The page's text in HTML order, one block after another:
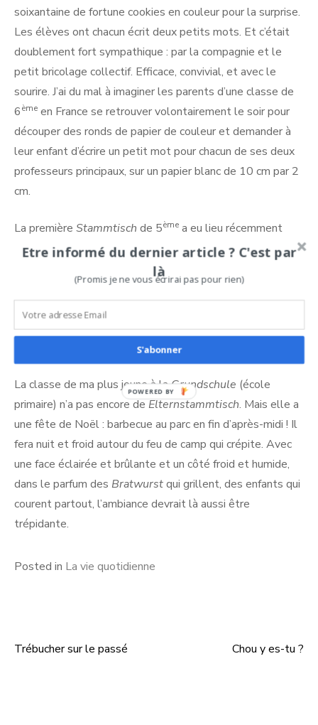
soixantaine de fortune cookies en couleur pour la surprise.
Les élèves ont chacun écrit deux petits mots. Et c’était
doublement fort sympathique : par la compagnie et le
petit bricolage collectif. Efficace, convivial, et avec le
sourire. J’ai du mal à imaginer les parents d’une classe de
6ème en France se retrouver volontairement le soir pour
découper des ronds de papier de couleur et demander à
leur enfant d’écrire un petit mot pour chacun de ses deux
professeurs principaux, sur un papier blanc de 10 cm par 2
cm.
La première Stammtisch de 5ème a eu lieu récemment
avec l’objectif de préparer la fête de Noël. Peut-être une
balade nocturne en forêt, avec vin chaud et biscuits aux
épices apportés par les soins de chaque famille. Les
petits Français de l’échange linguistique seront de la
partie. Gageons qu’ils auront des courses-poursuites à la
lampe électrique à raconter à leur retour !
La classe de ma plus jeune à la Grundschule (école
primaire) n’a pas encore de Elternstammtisch. Mais elle a
une fête de Noël : barbecue au parc en fin d’après-midi ! Il
fera nuit et froid autour du feu de camp qui crépite. Avec
une face éclairée et brûlante et un côté froid et humide,
dans le parfum des Bratwurstqui grillent, des enfants qui
courent partout, l’ambiance devrait là aussi être
trépidante.
Posted in La vie quotidienne
Post
Trébucher sur le passé Chou y es-tu ?
Etre informé du dernier article ? C'est par
là
(Promis je ne vous écrirai pas pour rien)
S'abonner
POWERED BY